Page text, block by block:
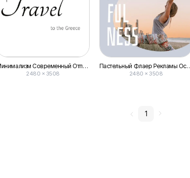
Минимализм Современный Отпуск Путешествие Флаер
2480 × 3508
Пастельный Флаер
2480 × 3508
1